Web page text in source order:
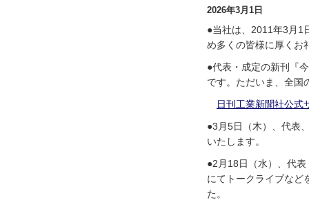
2026年3月1日
●当社は、2011年3月1
め多くの皆様に厚くお
●代表・成定の新刊『
です。ただいま、全国
日刊工業新聞社公式
●3月5日（木）、代表
いたします。
●2月18日（水）、代
にてトークライブなど
た。